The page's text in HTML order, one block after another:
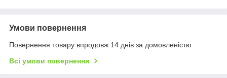
Умови повернення
Повернення товару впродовж 14 днів за домовленістю
Всі умови повернення